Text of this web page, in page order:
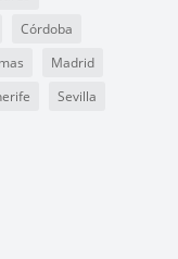
Córdoba
Madrid
Sevilla